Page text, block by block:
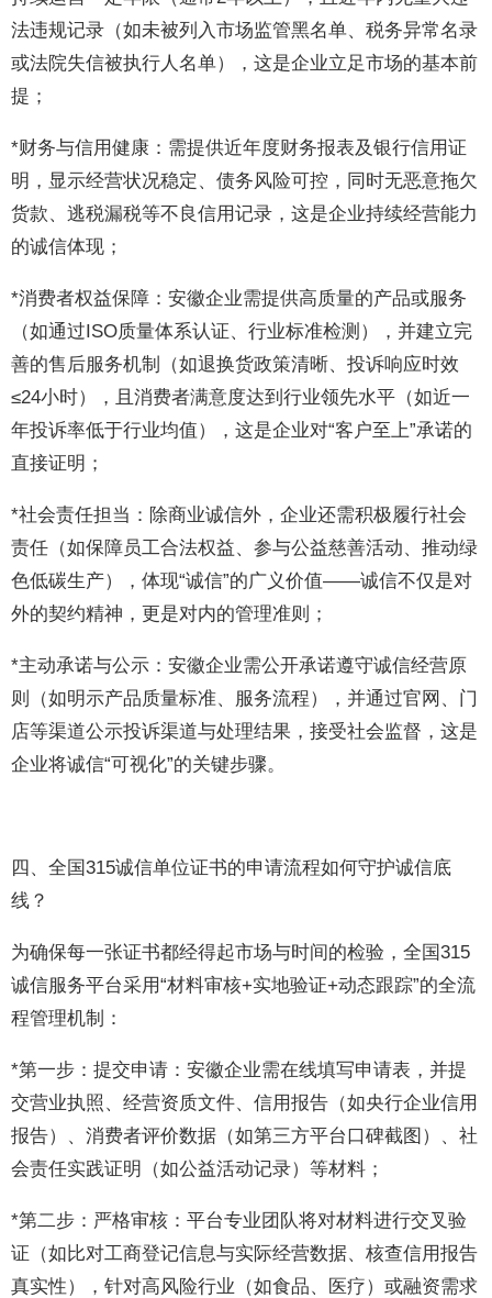
法违规记录（如未被列入市场监管黑名单、税务异常名录
或法院失信被执行人名单），这是企业立足市场的基本前
提；
*财务与信用健康：需提供近年度财务报表及银行信用证
明，显示经营状况稳定、债务风险可控，同时无恶意拖欠
货款、逃税漏税等不良信用记录，这是企业持续经营能力
的诚信体现；
*消费者权益保障：安徽企业需提供高质量的产品或服务
（如通过ISO质量体系认证、行业标准检测），并建立完
善的售后服务机制（如退换货政策清晰、投诉响应时效
≤24小时），且消费者满意度达到行业领先水平（如近一
年投诉率低于行业均值），这是企业对“客户至上”承诺的
直接证明；
*社会责任担当：除商业诚信外，企业还需积极履行社会
责任（如保障员工合法权益、参与公益慈善活动、推动绿
色低碳生产），体现“诚信”的广义价值——诚信不仅是对
外的契约精神，更是对内的管理准则；
*主动承诺与公示：安徽企业需公开承诺遵守诚信经营原
则（如明示产品质量标准、服务流程），并通过官网、门
店等渠道公示投诉渠道与处理结果，接受社会监督，这是
企业将诚信“可视化”的关键步骤。
四、全国315诚信单位证书的申请流程如何守护诚信底
线？
为确保每一张证书都经得起市场与时间的检验，全国315
诚信服务平台采用“材料审核+实地验证+动态跟踪”的全流
程管理机制：
*第一步：提交申请：安徽企业需在线填写申请表，并提
交营业执照、经营资质文件、信用报告（如央行企业信用
报告）、消费者评价数据（如第三方平台口碑截图）、社
会责任实践证明（如公益活动记录）等材料；
*第二步：严格审核：平台专业团队将对材料进行交叉验
证（如比对工商登记信息与实际经营数据、核查信用报告
真实性），针对高风险行业（如食品、医疗）或融资需求